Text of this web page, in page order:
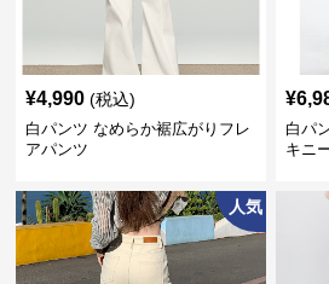
¥4,990 (税込)
白パンツ なめらか裾広がりフレ
アパンツ
¥
白パ
キニ
人気